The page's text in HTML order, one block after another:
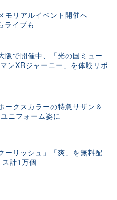
モリアルイベント開催へ
ライブも
阪で開催中、「光の国ミュー
ンXRジャーニー」を体験リポ
ークスカラーの特急サザン＆
ニフォーム姿に
ーリッシュ」「爽」を無料配
計1万個